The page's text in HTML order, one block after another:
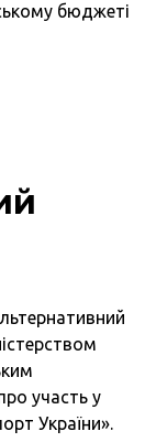
бюджеті
участь у
України».